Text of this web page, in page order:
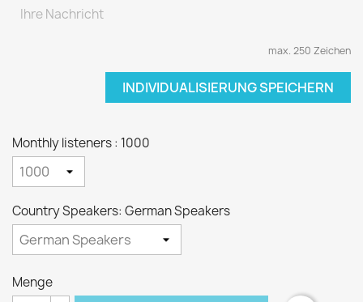
max. 250 Zeichen
INDIVIDUALISIERUNG SPEICHERN
Monthly listeners : 1000
Country Speakers: German Speakers
Menge